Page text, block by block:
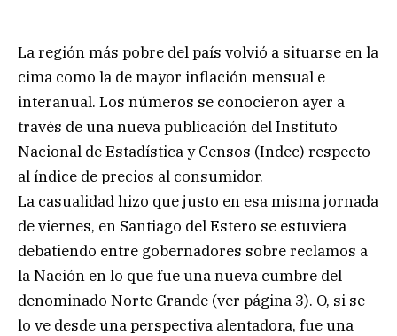
La región más pobre del país volvió a situarse en la
cima como la de mayor inflación mensual e
interanual. Los números se conocieron ayer a
través de una nueva publicación del Instituto
Nacional de Estadística y Censos (Indec) respecto
al índice de precios al consumidor.
La casualidad hizo que justo en esa misma jornada
de viernes, en Santiago del Estero se estuviera
debatiendo entre gobernadores sobre reclamos a
la Nación en lo que fue una nueva cumbre del
denominado Norte Grande (ver página 3). O, si se
lo ve desde una perspectiva alentadora, fue una